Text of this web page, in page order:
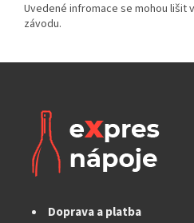
Doprava a platba